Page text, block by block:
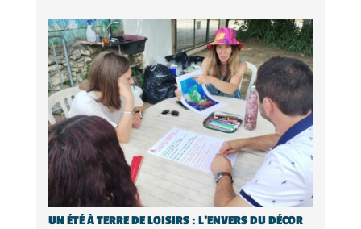
UN ÉTÉ À TERRE DE LOISIRS : L’ENVERS DU DÉCOR